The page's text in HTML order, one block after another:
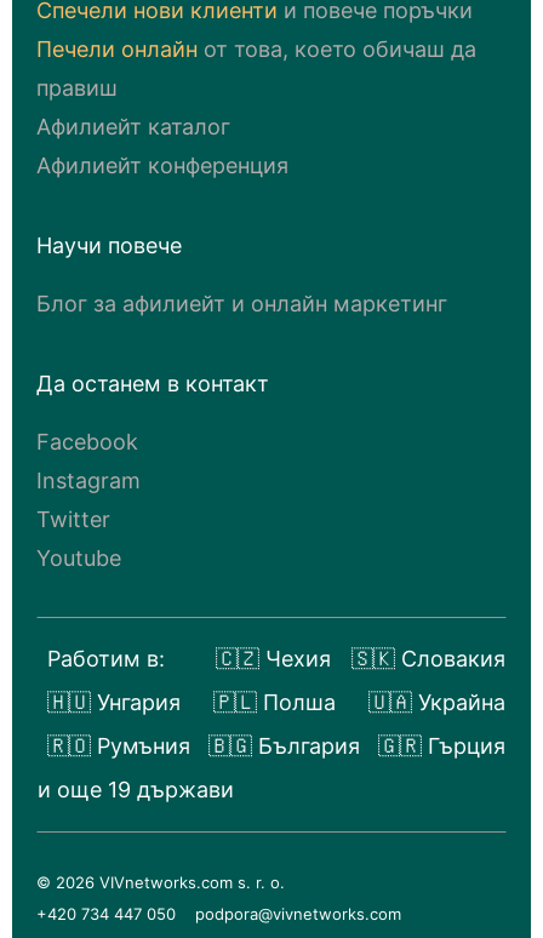
Спечели нови клиенти и повече поръчки
Печели онлайн от това, което обичаш да
правиш
Афилиейт каталог
Афилиейт конференция
Научи повече
Блог за афилиейт и онлайн маркетинг
Да останем в контакт
Facebook
Instagram
Twitter
Youtube
Работим в: 🇨🇿 Чехия
🇸🇰 Словакия
🇭🇺 Унгария
🇵🇱 Полша
🇺🇦 Украйна
🇷🇴 Румъния
🇧🇬 България
🇬🇷 Гърция
и още 19 държави
© 2026 VIVnetworks.com s. r. o.
+420 734 447 050
podpora@vivnetworks.com